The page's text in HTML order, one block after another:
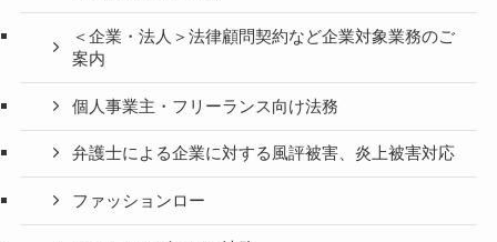
＜企業・法人＞法律顧問契約など企業対象業務のご
案内
個人事業主・フリーランス向け法務
弁護士による企業に対する風評被害、炎上被害対応
ファッションロー